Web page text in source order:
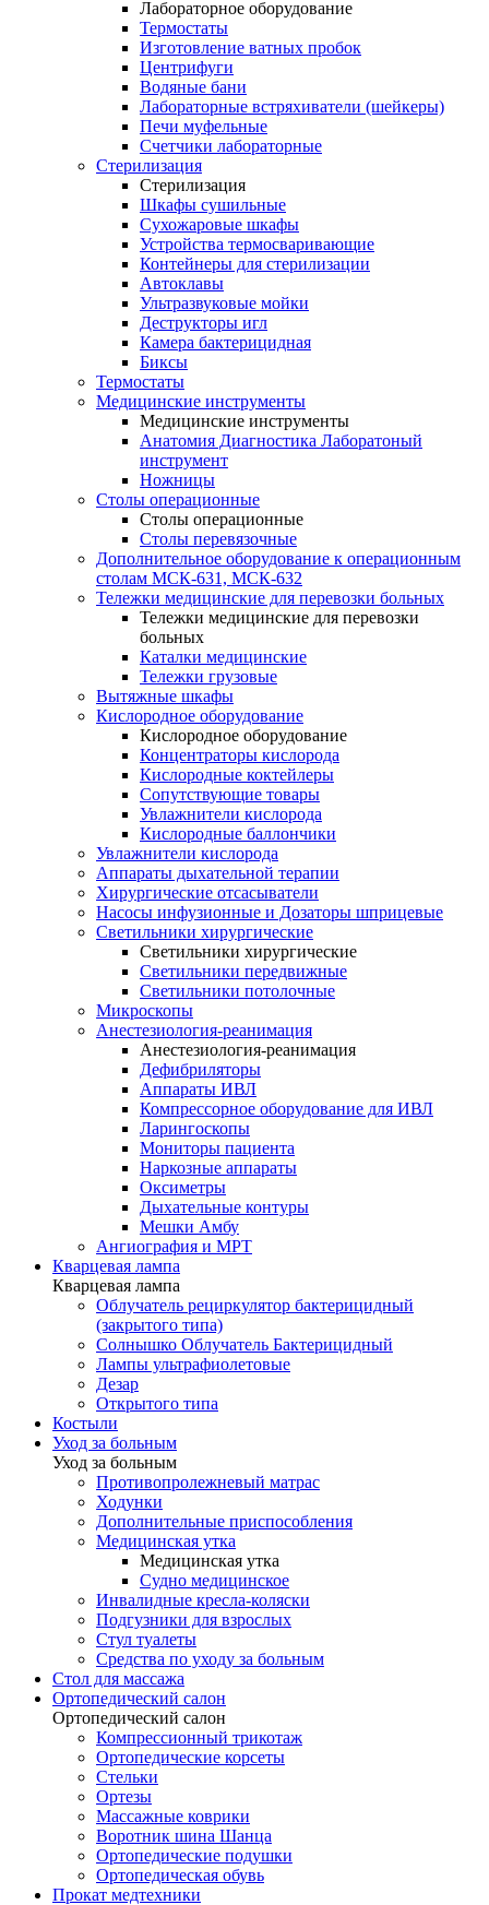
Лабораторное оборудование
Термостаты
Изготовление ватных пробок
Центрифуги
Водяные бани
Лабораторные встряхиватели (шейкеры)
Печи муфельные
Счетчики лабораторные
Стерилизация
Стерилизация
Шкафы сушильные
Сухожаровые шкафы
Устройства термосваривающие
Контейнеры для стерилизации
Автоклавы
Ультразвуковые мойки
Деструкторы игл
Камера бактерицидная
Биксы
Термостаты
Медицинские инструменты
Медицинские инструменты
Анатомия Диагностика Лаборатоный
инструмент
Ножницы
Столы операционные
Столы операционные
Столы перевязочные
Дополнительное оборудование к операционным
столам МСК-631, МСК-632
Тележки медицинские для перевозки больных
Тележки медицинские для перевозки
больных
Каталки медицинские
Тележки грузовые
Вытяжные шкафы
Кислородное оборудование
Кислородное оборудование
Концентраторы кислорода
Кислородные коктейлеры
Сопутствующие товары
Увлажнители кислорода
Кислородные баллончики
Увлажнители кислорода
Аппараты дыхательной терапии
Хирургические отсасыватели
Насосы инфузионные и Дозаторы шприцевые
Светильники хирургические
Светильники хирургические
Светильники передвижные
Светильники потолочные
Микроскопы
Анестезиология-реанимация
Анестезиология-реанимация
Дефибриляторы
Аппараты ИВЛ
Компрессорное оборудование для ИВЛ
Ларингоскопы
Мониторы пациента
Наркозные аппараты
Оксиметры
Дыхательные контуры
Мешки Амбу
Ангиография и МРТ
Кварцевая лампа
Кварцевая лампа
Облучатель рециркулятор бактерицидный
(закрытого типа)
Солнышко Облучатель Бактерицидный
Лампы ультрафиолетовые
Дезар
Открытого типа
Костыли
Уход за больным
Уход за больным
Противопролежневый матрас
Ходунки
Дополнительные приспособления
Медицинская утка
Медицинская утка
Судно медицинское
Инвалидные кресла-коляски
Подгузники для взрослых
Стул туалеты
Средства по уходу за больным
Cтол для массажа
Ортопедический салон
Ортопедический салон
Компрессионный трикотаж
Ортопедические корсеты
Стельки
Ортезы
Массажные коврики
Воротник шина Шанца
Ортопедические подушки
Ортопедическая обувь
Прокат медтехники